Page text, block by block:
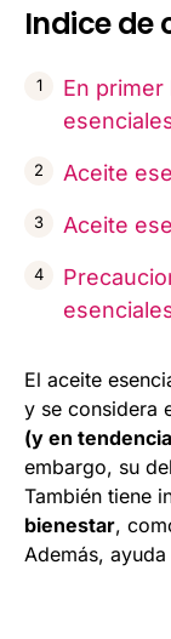
Indice de
En
Aceite
Aceite
El aceite
y se considera
(y en
embargo, su
También tiene
bienestar,
Además,